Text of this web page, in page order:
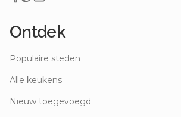
Ontdek
Populaire steden
Alle keukens
Nieuw toegevoegd